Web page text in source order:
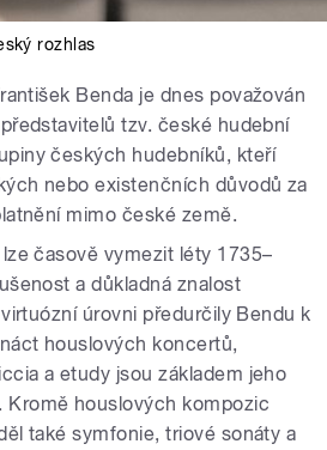
rozhlas
Benda je dnes považován
tzv. české hudební
českých hudebníků, kteří
nebo existenčních důvodů za
mimo české země.
časově vymezit léty 1735–
a důkladná znalost
úrovni předurčily Bendu k
houslových koncertů,
a etudy jsou základem jeho
Kromě houslových kompozic
také symfonie, triové sonáty a